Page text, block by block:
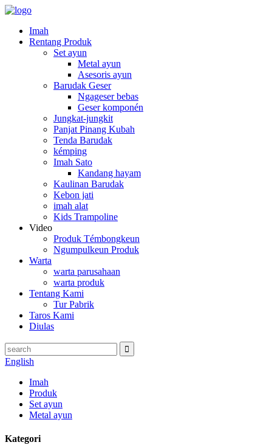
Imah
Rentang Produk
Set ayun
Metal ayun
Asesoris ayun
Barudak Geser
Ngageser bebas
Geser komponén
Jungkat-jungkit
Panjat Pinang Kubah
Tenda Barudak
kémping
Imah Sato
Kandang hayam
Kaulinan Barudak
Kebon jati
imah alat
Kids Trampoline
Video
Produk Témbongkeun
Ngumpulkeun Produk
Warta
warta parusahaan
warta produk
Tentang Kami
Tur Pabrik
Taros Kami
Diulas
English
Imah
Produk
Set ayun
Metal ayun
Kategori